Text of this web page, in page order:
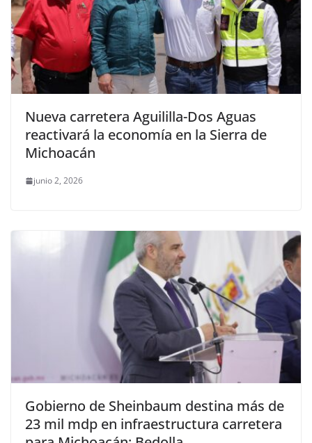
Nueva carretera Aguililla-Dos Aguas
reactivará la economía en la Sierra de
Michoacán
junio 2, 2026
Gobierno de Sheinbaum destina más de
23 mil mdp en infraestructura carretera